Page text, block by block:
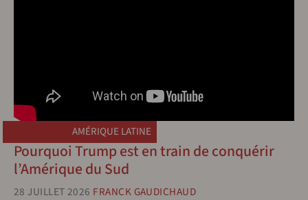
AMÉRIQUE LATINE
Pourquoi Trump est en train de conquérir
l’Amérique du Sud
28 JUILLET 2026 FRANCK GAUDICHAUD